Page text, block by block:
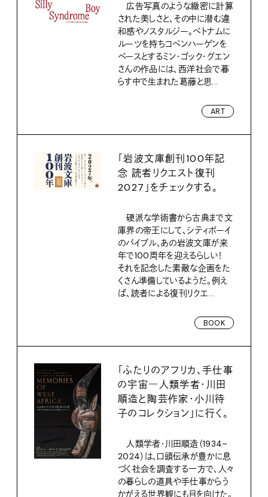
広告写真のような緻密に計算
された美しさと、その中に潜む違
和感やノスタルジー。ベトナムに
ルーツを持ちコペンハーゲンを
ベースとするミン・ゴック・グエン
さんの作品には、西洋社会で暮
らす中で生まれた葛藤と思...
ART
「岩波文庫創刊100年記
念 読者リクエスト復刊
2027」をチェックする。
硬派な学術書から古典まで文
庫界の帝王にして、シティボーイ
のバイブル、あの岩波文庫が来
年で100周年を迎えるらしい！
それを記念した素敵な企画をた
くさん準備しているようだ。例え
ば、読者による復刊リクエ...
BOOK
「ふたりのアフリカ、手仕事
の宇宙―人類学者・川田
順造と陶芸作家・小川待
子のコレクション」に行く。
人類学者・川田順造（1934–
2024）は、口頭伝承が豊かに息
づく社会を調査する一方で、人々
の暮らしの道具や手仕事からう
かがえる世界観にも目を向けた。